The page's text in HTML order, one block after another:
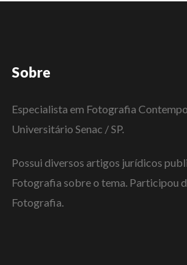
Sobre
Especialista em Fotografia
Universitário Senac / SP.
Possui diversos artigos jurídicos
Fotografia sobre o tema. Participou
Fotografia.